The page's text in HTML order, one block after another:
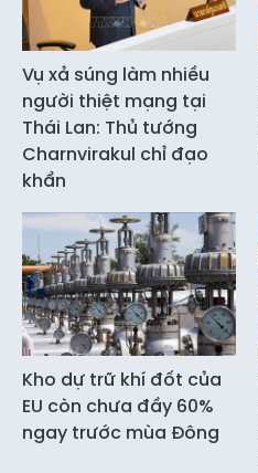
Vụ xả súng làm nhiều
người thiệt mạng tại
Thái Lan: Thủ tướng
Charnvirakul chỉ đạo
khẩn
Kho dự trữ khí đốt của
EU còn chưa đầy 60%
ngay trước mùa Đông